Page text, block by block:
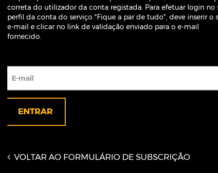
correta do utilizador da conta registada. Para efetuar login no
perfil da conta do serviço "Fique a par de tudo", deve inserir o
e-mail e clicar no link de validação enviado para o e-mail
fornecido.
E-mail
ENTRAR
VOLTAR AO FORMULÁRIO DE SUBSCRIÇÃO